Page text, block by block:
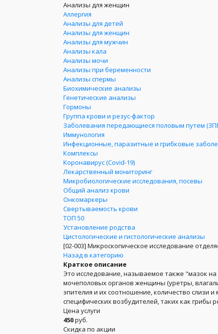
Анализы для женщин
Аллергия
Анализы для детей
Анализы для женщин
Анализы для мужчин
Анализы кала
Анализы мочи
Анализы при беременности
Анализы спермы
Биохимические анализы
Генетические анализы
Гормоны
Группа крови и резус-фактор
Заболевания передающиеся половым путем
Иммунология
Инфекционные, паразитные и грибковые
Комплексы
Коронавирус (Covid-19)
Лекарственный мониторинг
Микробиологические исследования, посевы
Общий анализ крови
Онкомаркеры
Свертываемость крови
ТОП 50
Установление родства
Цистологические и гистологические анализы
[02-003] Микроскопическое исследование
Назад в категорию
Краткое описание
Это исследование, называемое также "мазок
мочеполовых органов женщины (уретры,
эпителия и их соотношение, количество слизи
специфических возбудителей, таких как грибы
Цена услуги
450руб.
Скидка по акции